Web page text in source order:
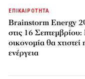
ΕΠΙΚΑΙΡΟΤΗΤΑ
Brainstorm Energy
στις 16
οικονομία θα
ενέργεια